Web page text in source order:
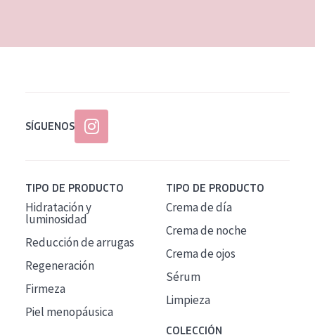
Todas las edades
SÍGUENOS
TIPO DE PRODUCTO
Hidratación y
luminosidad
Reducción de arrugas
Regeneración
Firmeza
Piel menopáusica
TIPO DE PRODUCTO
Crema de día
Crema de noche
Crema de ojos
Sérum
Limpieza
COLECCIÓN